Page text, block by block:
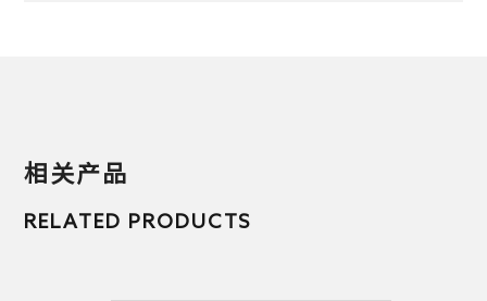
相关产品
RELATED PRODUCTS